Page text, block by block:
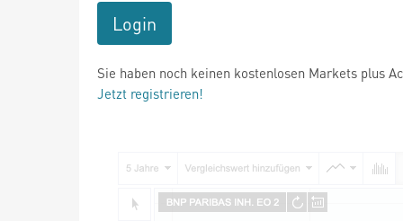
Login
Sie haben noch keinen kostenlosen Markets plus
Jetzt registrieren!